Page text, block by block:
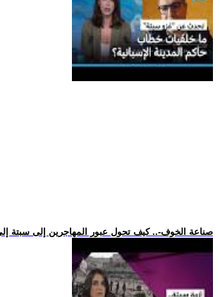
.. -صناعة الخوف-.. كيف تحول عبور المهاجرين إلى سبتة